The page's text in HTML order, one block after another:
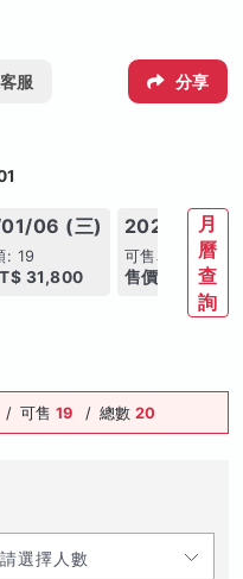
服 分享
06 (三)
: 19
31,800
2027/01/
可售名額: 19
售價: NT$
月
曆
查
詢
/ 可售 19 / 總數 20